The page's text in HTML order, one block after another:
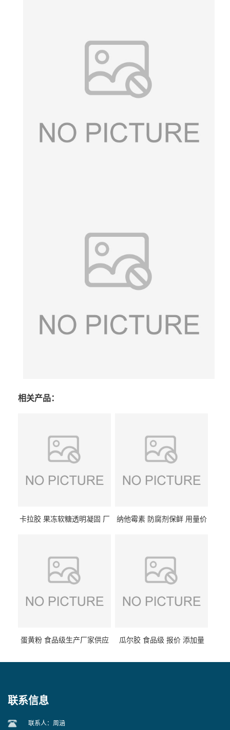
相关产品：
卡拉胶 果冻软糖透明凝固 厂
纳他霉素 防腐剂保鲜 用量价
蛋黄粉 食品级生产厂家供应 瓜尔胶 食品级 报价 添加量
联系信息
联系人：周涵